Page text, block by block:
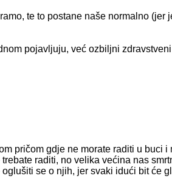
te to postane naše normalno
pojavljuju, već ozbiljni
pričom gdje ne morate raditi u buci
raditi, no velika većina nas
se o njih, jer svaki idući bit će